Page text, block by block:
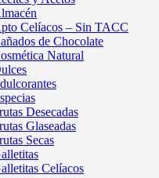
Celíacos – Sin TACC
de Chocolate
Natural
Desecadas
Glaseadas
Secas
Celíacos